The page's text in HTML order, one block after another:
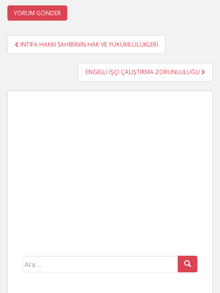
Yazı
gezinmesi
İNTİFA HAKKI SAHİBİNİN HAK VE YÜKÜMLÜLÜKLERİ
ENGELLİ İŞÇİ ÇALIŞTIRMA ZORUNLULUĞU
Arama